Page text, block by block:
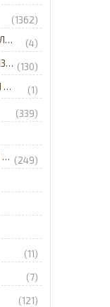
(1362)
ПРОСТИРАДЛА ТА НАВОЛОЧКИ
(4)
ДИТЯЧЕ ПОСТІЛЬНА БІЛИЗНА (130)
ПОСТІЛЬНА БІЛИЗНА ДЛЯ НЕМОВЛЯТ
(1)
(339)
ЯКІСНІ МАХРОВІ ХАЛАТИ ДЛЯ ВСІЄЇ РОДИНИ З ДОСТАВКОЮ ПО УКРАЇНІ. (249)
(11)
(7)
(121)